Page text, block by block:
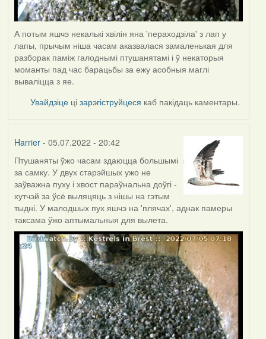
А потым яшчэ некалькі хвілін яна 'пераходзіла' з лап у
лапы, прычым ніша часам аказвалася замаленькая для
разборак паміж галоднымі птушанятамі і ў некаторыя
моманты пад час барацьбы за ежу асобныя маглі
вываліцца з яе.
Увайдзіце цізарэгіструйцеся каб пакідаць каментары.
Harrier- 05.07.2022 - 20:42
Птушаняты ўжо часам здаюцца большымі
за самку. У двух старэйшых ужо не
заўважна пуху і хвост параўнальна доўгі -
хутчэй за ўсё выляцяць з нішы на гэтым
тыдні. У малодшых пух яшчэ на 'плячах', аднак памеры
таксама ўжо аптымальныя для вылета.